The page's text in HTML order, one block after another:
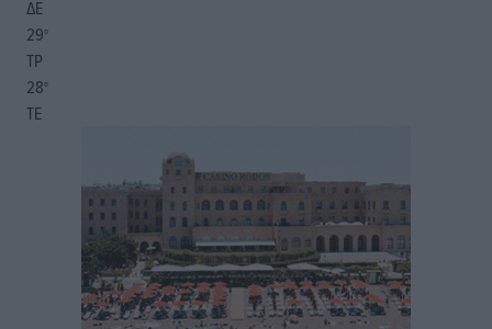
ΔΕ
29°
ΤΡ
28°
ΤΕ